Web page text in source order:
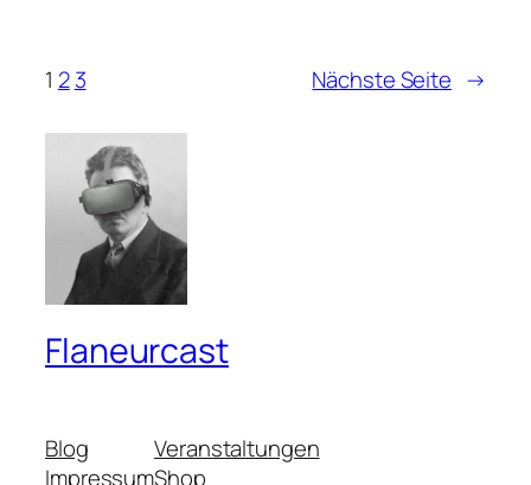
1 2 3 Nächste Seite →
Flaneurcast
Blog
Impressum
Veranstaltungen
Shop